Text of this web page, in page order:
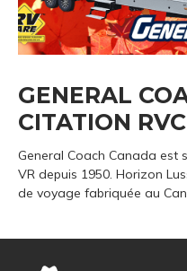
GENERAL
CITATION
General Coach Canada est
VR depuis 1950. Horizon
de voyage fabriquée au